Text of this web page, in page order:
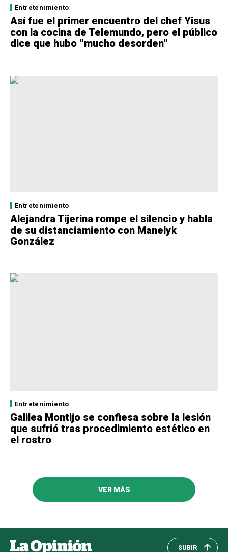
Entretenimiento
Así fue el primer encuentro del chef Yisus
con la cocina de Telemundo, pero el público
dice que hubo “mucho desorden”
Entretenimiento
Alejandra Tijerina rompe el silencio y habla
de su distanciamiento con Manelyk
González
Entretenimiento
Galilea Montijo se confiesa sobre la lesión
que sufrió tras procedimiento estético en
el rostro
VER MÁS
SUBIR